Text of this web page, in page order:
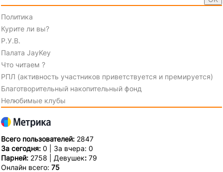
Политика
Курите ли вы?
Р.У.В.
Палата JayKey
Что читаем ?
РПЛ (активность участников приветствуется и премируется)
Благотворительный накопительный фонд
Нелюбимые клубы
Всего пользователей: 2847
За сегодня: 0 | За вчера: 0
Парней: 2758 | Девушек: 79
Онлайн всего: 75